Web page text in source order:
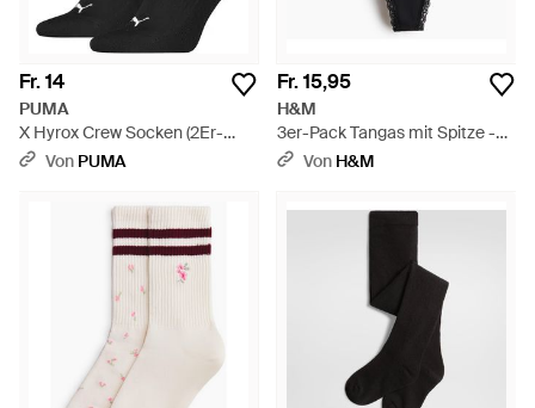
Fr. 14
PUMA
X Hyrox Crew Socken (2Er-
Pack) Accessoires - Schwarz
Von PUMA
Fr. 15,95
H&M
3er-Pack Tangas mit Spitze -
Schwarz
Von H&M